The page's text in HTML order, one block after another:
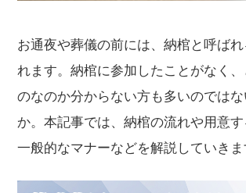
お通夜や葬儀の前には、納棺と呼ば
れます。納棺に参加したことがなく
のなのか分からない方も多いのではな
か。本記事では、納棺の流れや用意す
一般的なマナーなどを解説していきま